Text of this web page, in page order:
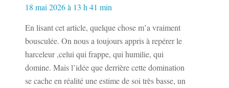
18 mai 2026 à 13 h 41 min
En lisant cet article, quelque chose m’a vraiment
bousculée. On nous a toujours appris à repérer le
harceleur ,celui qui frappe, qui humilie, qui
domine. Mais l’idée que derrière cette domination
se cache en réalité une estime de soi très basse, un